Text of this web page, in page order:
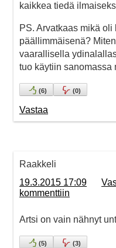
kaikkea tiedä
PS. Arvatkaas mikä
päällimmäisenä?
vaarallisella
tuo käytiin sanomassa
(6) (0)
Vastaa
Raakkeli
19.3.2015 17:09
kommenttiin
Artsi on vain nähnyt
(5) (3)